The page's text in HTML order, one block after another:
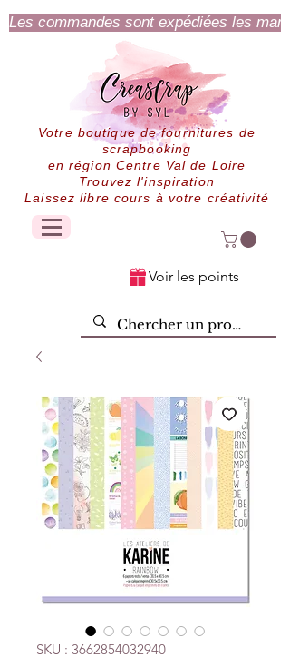
Les commandes sont expédiées les
Votre boutique de fournitures de
scrapbooking
en région Centre Val de Loire
Trouvez l'inspiration
Laissez libre cours à votre créativité
Voir les points
SKU : 3662854032940